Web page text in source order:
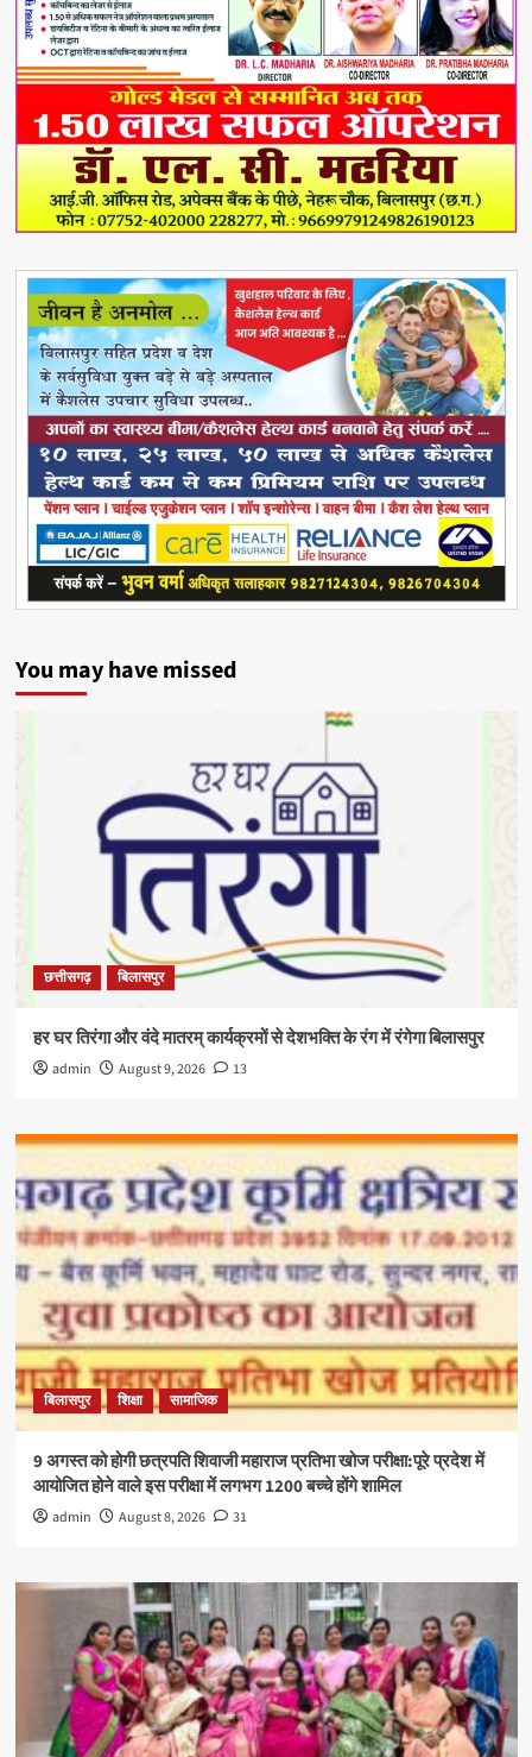
You may have missed
छत्तीसगढ़ बिलासपुर
हर घर तिरंगा और वंदे मातरम् कार्यक्रमों से देशभक्ति के रंग में रंगेगा बिलासपुर
admin August 9, 2026 13
बिलासपुर शिक्षा सामाजिक
9 अगस्त को होगी छत्रपति शिवाजी महाराज प्रतिभा खोज परीक्षा:पूरे प्रदेश में
आयोजित होने वाले इस परीक्षा में लगभग 1200 बच्चे होंगे शामिल
admin August 8, 2026 31